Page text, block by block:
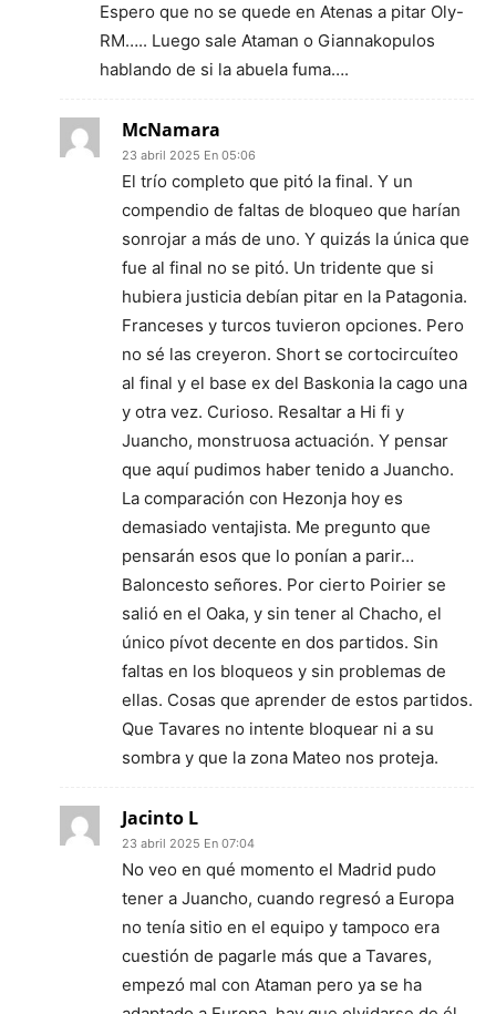
Espero que no se quede en Atenas a pitar Oly-
RM….. Luego sale Ataman o Giannakopulos
hablando de si la abuela fuma….
McNamara
23 abril 2025 En 05:06
El trío completo que pitó la final. Y un
compendio de faltas de bloqueo que harían
sonrojar a más de uno. Y quizás la única que
fue al final no se pitó. Un tridente que si
hubiera justicia debían pitar en la Patagonia.
Franceses y turcos tuvieron opciones. Pero
no sé las creyeron. Short se cortocircuíteo
al final y el base ex del Baskonia la cago una
y otra vez. Curioso. Resaltar a Hi fi y
Juancho, monstruosa actuación. Y pensar
que aquí pudimos haber tenido a Juancho.
La comparación con Hezonja hoy es
demasiado ventajista. Me pregunto que
pensarán esos que lo ponían a parir…
Baloncesto señores. Por cierto Poirier se
salió en el Oaka, y sin tener al Chacho, el
único pívot decente en dos partidos. Sin
faltas en los bloqueos y sin problemas de
ellas. Cosas que aprender de estos partidos.
Que Tavares no intente bloquear ni a su
sombra y que la zona Mateo nos proteja.
Jacinto L
23 abril 2025 En 07:04
No veo en qué momento el Madrid pudo
tener a Juancho, cuando regresó a Europa
no tenía sitio en el equipo y tampoco era
cuestión de pagarle más que a Tavares,
empezó mal con Ataman pero ya se ha